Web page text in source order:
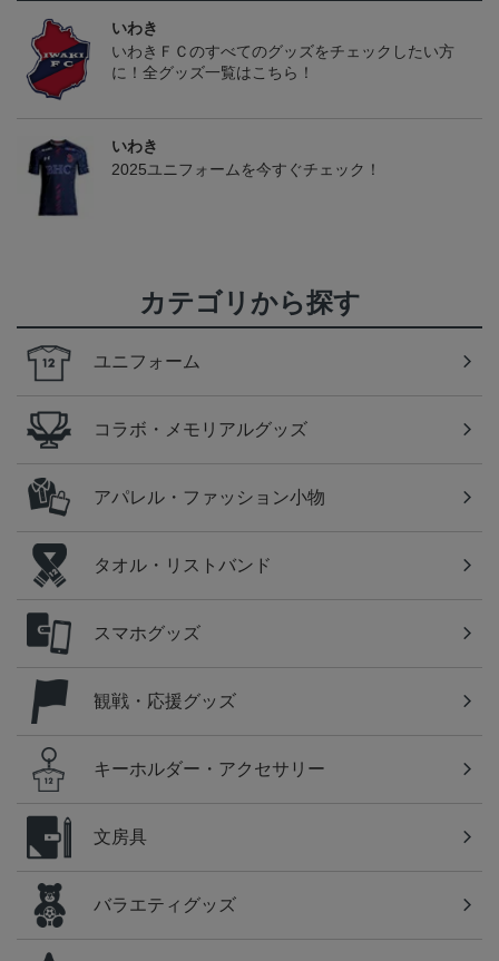
いわき
いわきＦＣのすべてのグッズをチェックしたい方
に！全グッズ一覧はこちら！
いわき
2025ユニフォームを今すぐチェック！
カテゴリから探す
ユニフォーム
コラボ・メモリアルグッズ
アパレル・ファッション小物
タオル・リストバンド
スマホグッズ
観戦・応援グッズ
キーホルダー・アクセサリー
文房具
バラエティグッズ